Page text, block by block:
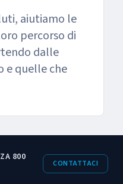
aiutiamo le
percorso di
dalle
e quelle che
800
CONTATTACI